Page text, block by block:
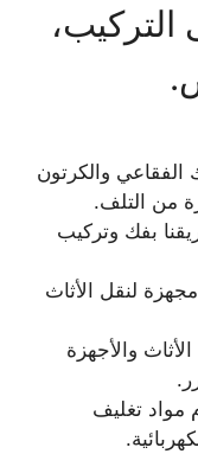
الفقاعي والكرتون
من التلف.
بفك وتركيب
لنقل الأثاث
والأجهزة
مواد تغليف